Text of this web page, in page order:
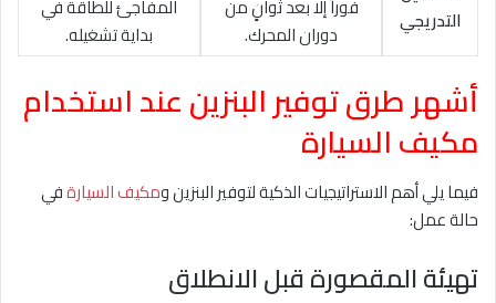
التدريجي
فوراً إلا بعد ثوانٍ من
دوران المحرك.
المفاجئ للطاقة في
بداية تشغيله.
أشهر طرق توفير البنزين عند استخدام
مكيف السيارة
فيما يلي أهم الاستراتيجيات الذكية لتوفير البنزين ومكيف السيارةفي
حالة عمل:
تهيئة المقصورة قبل الانطلاق